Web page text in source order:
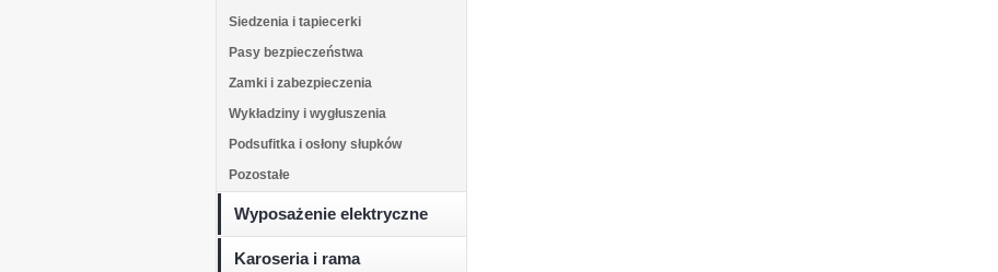
Siedzenia i tapiecerki
Pasy bezpieczeństwa
Zamki i zabezpieczenia
Wykładziny i wygłuszenia
Podsufitka i osłony słupków
Pozostałe
Wyposażenie elektryczne
Karoseria i rama